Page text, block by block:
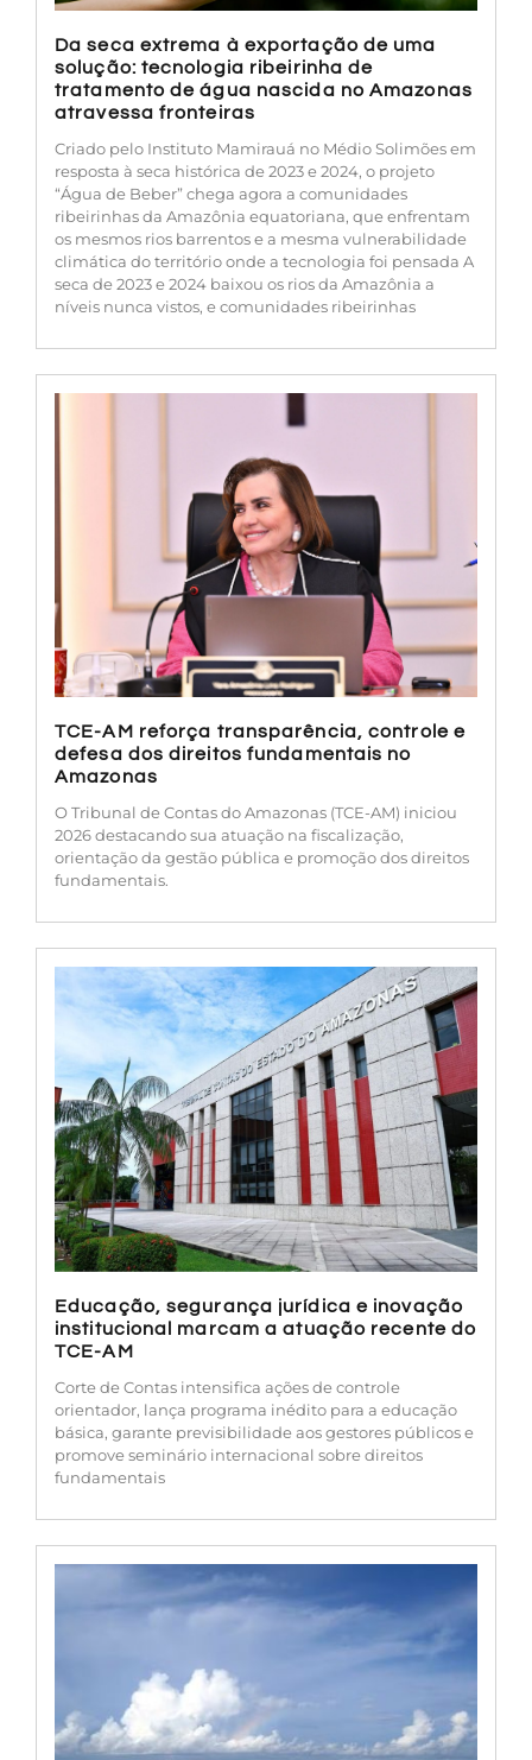
Da seca extrema à exportação de uma
solução: tecnologia ribeirinha de
tratamento de água nascida no Amazonas
atravessa fronteiras
Criado pelo Instituto Mamirauá no Médio Solimões em
resposta à seca histórica de 2023 e 2024, o projeto
“Água de Beber” chega agora a comunidades
ribeirinhas da Amazônia equatoriana, que enfrentam
os mesmos rios barrentos e a mesma vulnerabilidade
climática do território onde a tecnologia foi pensada A
seca de 2023 e 2024 baixou os rios da Amazônia a
níveis nunca vistos, e comunidades ribeirinhas
TCE-AM reforça transparência, controle e
defesa dos direitos fundamentais no
Amazonas
O Tribunal de Contas do Amazonas (TCE-AM) iniciou
2026 destacando sua atuação na fiscalização,
orientação da gestão pública e promoção dos direitos
fundamentais.
Educação, segurança jurídica e inovação
institucional marcam a atuação recente do
TCE-AM
Corte de Contas intensifica ações de controle
orientador, lança programa inédito para a educação
básica, garante previsibilidade aos gestores públicos e
promove seminário internacional sobre direitos
fundamentais